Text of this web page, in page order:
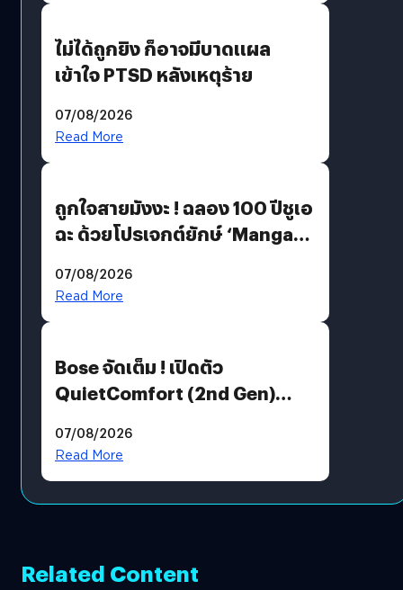
ไม่ได้ถูกยิง ก็อาจมีบาดแผล
เข้าใจ PTSD หลังเหตุร้าย
07/08/2026
Read More
ถูกใจสายมังงะ ! ฉลอง 100 ปีชูเอ
ฉะ ด้วยโปรเจกต์ยักษ์ ‘Manga
มีภาษาไทยด้วย
07/08/2026
Read More
Bose จัดเต็ม ! เปิดตัว
QuietComfort (2nd Gen)
07/08/2026
Read More
Related Content